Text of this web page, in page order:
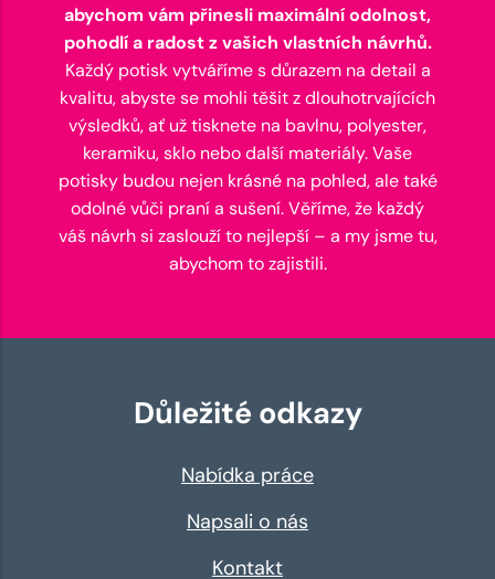
abychom vám přinesli maximální odolnost,
pohodlí a radost z vašich vlastních návrhů.
Každý potisk vytváříme s důrazem na detail a
kvalitu, abyste se mohli těšit z dlouhotrvajících
výsledků, ať už tisknete na bavlnu, polyester,
keramiku, sklo nebo další materiály. Vaše
potisky budou nejen krásné na pohled, ale také
odolné vůči praní a sušení. Věříme, že každý
váš návrh si zaslouží to nejlepší – a my jsme tu,
abychom to zajistili.
Důležité odkazy
Nabídka práce
Napsali o nás
Kontakt